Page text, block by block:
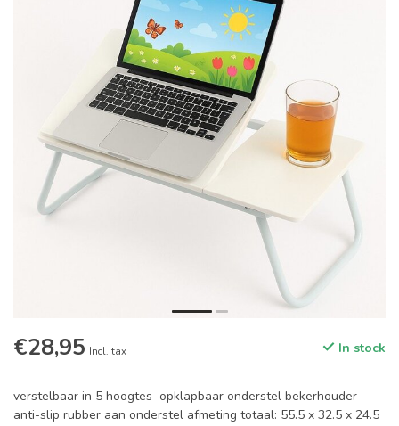
€28,95 Incl. tax In stock
verstelbaar in 5 hoogtes opklapbaar onderstel bekerhouder
anti-slip rubber aan onderstel afmeting totaal: 55.5 x 32.5 x 24.5